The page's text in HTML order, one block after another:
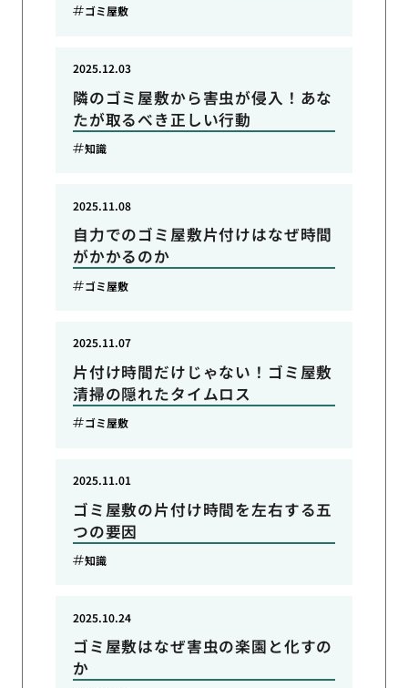
ゴミ屋敷
隣のゴミ屋敷から害虫が侵入！あな
たが取るべき正しい行動
2025.12.03
知識
自力でのゴミ屋敷片付けはなぜ時間
がかかるのか
2025.11.08
ゴミ屋敷
片付け時間だけじゃない！ゴミ屋敷
清掃の隠れたタイムロス
2025.11.07
ゴミ屋敷
ゴミ屋敷の片付け時間を左右する五
つの要因
2025.11.01
知識
ゴミ屋敷はなぜ害虫の楽園と化すの
か
2025.10.24